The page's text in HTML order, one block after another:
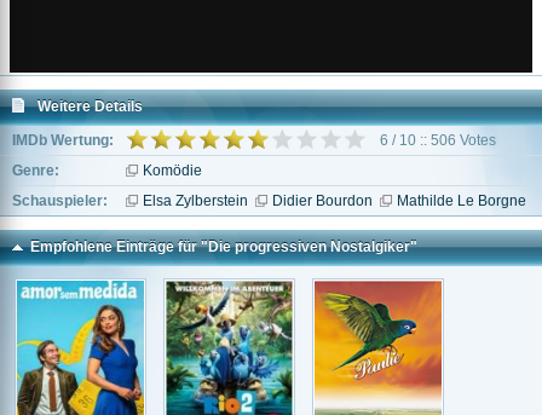
Weitere Details
IMDb Wertung:
6 / 10 :: 506 Votes
Genre:
Komödie
Schauspieler:
Elsa Zylberstein Didier Bourdon Mathilde Le Borgne
Empfohlene Einträge für "Die progressiven Nostalgiker"